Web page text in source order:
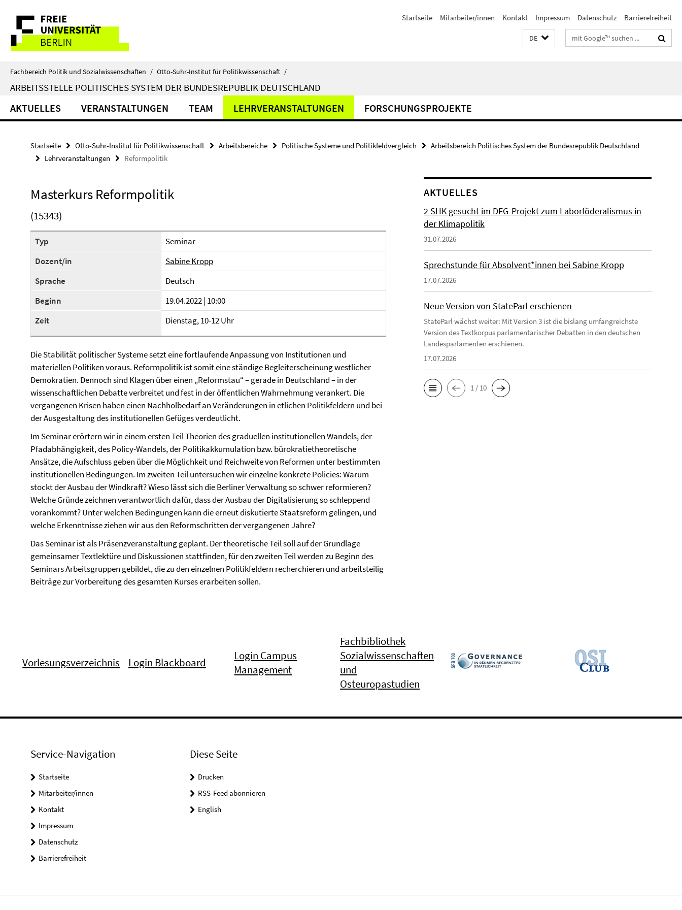
direkt
Inhalt
Service-
Navigation
Startseite Mitarbeiter/innen Kontakt Impressum Datenschutz Barrierefreiheit
DE Suchbegriffe
Fachbereich Politik und Sozialwissenschaften / Otto-Suhr-Institut für Politikwissenschaft /
ARBEITSSTELLE POLITISCHES SYSTEM DER BUNDESREPUBLIK DEUTSCHLAND
AKTUELLES VERANSTALTUNGEN TEAM LEHRVERANSTALTUNGEN FORSCHUNGSPROJEKTE
Startseite Otto-Suhr-Institut für Politikwissenschaft Arbeitsbereiche Politische Systeme und Politikfeldvergleich
Arbeitsbereich Politisches System der Bundesrepublik Deutschland
Lehrveranstaltungen
Reformpolitik
Masterkurs Reformpolitik
(15343)
Typ
Seminar
Dozent/in
Sabine Kropp
Sprache
Deutsch
Beginn
19.04.2022 | 10:00
Zeit
Dienstag, 10-12 Uhr
Die Stabilität politischer Systeme setzt eine fortlaufende Anpassung von Institutionen und
materiellen Politiken voraus. Reformpolitik ist somit eine ständige Begleiterscheinung westlicher
Demokratien. Dennoch sind Klagen über einen „Reformstau“ – gerade in Deutschland – in der
wissenschaftlichen Debatte verbreitet und fest in der öffentlichen Wahrnehmung verankert. Die
vergangenen Krisen haben einen Nachholbedarf an Veränderungen in etlichen Politikfeldern und bei
der Ausgestaltung des institutionellen Gefüges verdeutlicht.
Im Seminar erörtern wir in einem ersten Teil Theorien des graduellen institutionellen Wandels, der
Pfadabhängigkeit, des Policy-Wandels, der Politikakkumulation bzw. bürokratietheoretische
Ansätze, die Aufschluss geben über die Möglichkeit und Reichweite von Reformen unter bestimmten
institutionellen Bedingungen. Im zweiten Teil untersuchen wir einzelne konkrete Policies: Warum
stockt der Ausbau der Windkraft? Wieso lässt sich die Berliner Verwaltung so schwer reformieren?
Welche Gründe zeichnen verantwortlich dafür, dass der Ausbau der Digitalisierung so schleppend
vorankommt? Unter welchen Bedingungen kann die erneut diskutierte Staatsreform gelingen, und
welche Erkenntnisse ziehen wir aus den Reformschritten der vergangenen Jahre?
Das Seminar ist als Präsenzveranstaltung geplant. Der theoretische Teil soll auf der Grundlage
gemeinsamer Textlektüre und Diskussionen stattfinden, für den zweiten Teil werden zu Beginn des
Seminars Arbeitsgruppen gebildet, die zu den einzelnen Politikfeldern recherchieren und arbeitsteilig
Beiträge zur Vorbereitung des gesamten Kurses erarbeiten sollen.
AKTUELLES
2 SHK gesucht im DFG-Projekt zum Laborföderalismus in
der Klimapolitik
31.07.2026
Sprechstunde für Absolvent*innen bei Sabine Kropp
17.07.2026
Neue Version von StateParl erschienen
StateParl wächst weiter: Mit Version 3 ist die bislang umfangreichste
Version des Textkorpus parlamentarischer Debatten in den deutschen
Landesparlamenten erschienen.
17.07.2026
1 / 10
Vorlesungsverzeichnis Login Blackboard
Login Campus
Management
Fachbibliothek
Sozialwissenschaften
und
Osteuropastudien
Service-Navigation
Startseite
Mitarbeiter/innen
Kontakt
Impressum
Datenschutz
Barrierefreiheit
Diese Seite
Drucken
RSS-Feed abonnieren
English